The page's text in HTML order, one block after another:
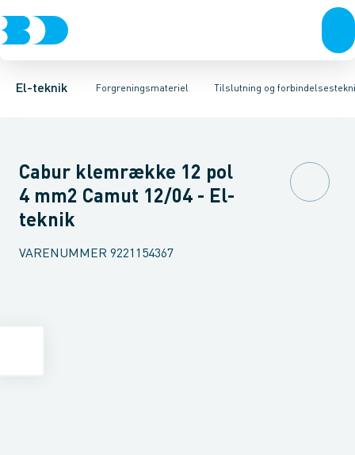
El-teknik Forgreningsmateriel
Afbrydere, stikkontakter & lampeudtagForgreningsmateriel
Tilslutning og
KabelgennemføringsmaterielRækkeklemmerTilslutning og
Krone- og samlemuffeTapePreskabelsko AL Isoleret
Cabur klemrække 12 pol
4 mm2 Camut 12/04 - El-
teknik
VARENUMMER 9221154367